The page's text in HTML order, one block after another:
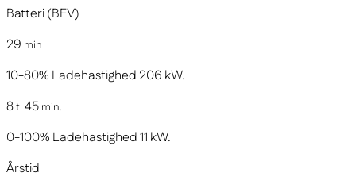
Batteri (BEV)
29 min
10-80% Ladehastighed 206 kW.
8t. 45 min.
0-100% Ladehastighed11 kW.
Årstid